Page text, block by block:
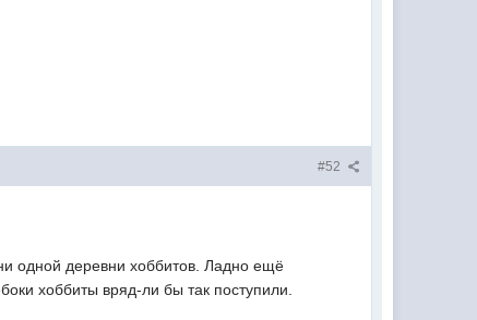
#52
одной деревни хоббитов. Ладно ещё
хоббиты вряд-ли бы так поступили.